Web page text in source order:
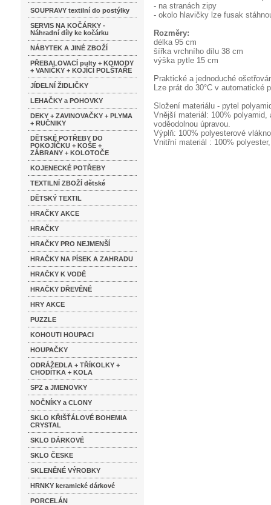
SOUPRAVY textilní do postýlky
SERVIS NA KOČÁRKY -
Náhradní díly ke kočárku
NÁBYTEK A JINÉ ZBOŽÍ
PŘEBALOVACÍ pulty + KOMODY
+ VANIČKY + KOJÍCÍ POLŠTAŘE
JÍDELNÍ ŽIDLIČKY
LEHAČKY a POHOVKY
DEKY + ZAVINOVAČKY + PLYMA
+ RUČNIKY
DĚTSKÉ POTŘEBY DO
POKOJÍČKU + KOŠE +
ZÁBRANY + KOLOTOČE
KOJENECKÉ POTŘEBY
TEXTILNÍ ZBOŽÍ dětské
DĚTSKÝ TEXTIL
HRAČKY AKCE
HRAČKY
HRAČKY PRO NEJMENŠÍ
HRAČKY NA PÍSEK A ZAHRADU
HRAČKY K VODĚ
HRAČKY DŘEVĚNÉ
HRY AKCE
PUZZLE
KOHOUTI HOUPACI
HOUPAČKY
ODRÁŽEDLA + TŘÍKOLKY +
CHODÍTKA + KOLA
SPZ a JMENOVKY
NOČNÍKY a CLONY
SKLO KŘIŠŤÁLOVÉ BOHEMIA
CRYSTAL
SKLO DÁRKOVÉ
SKLO ČESKE
SKLENĚNÉ VÝROBKY
HRNKY keramické dárkové
PORCELÁN
- na stranách zipy
- okolo hlavičky lze fusak
Rozměry:
délka 95 cm
šířka vrchního dílu 38 cm
výška pytle 15 cm
Praktické a jednoduché
Lze prát do 30°C v automatické
Složení materiálu - pytel
Vnější materiál: 100%
voděodolnou úpravou.
Výplň: 100% polyesterové
Vnitřní materiál : 100%